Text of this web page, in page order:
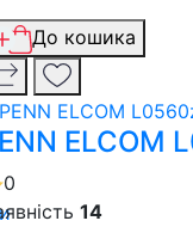
До кошика
ELCOM
0
14